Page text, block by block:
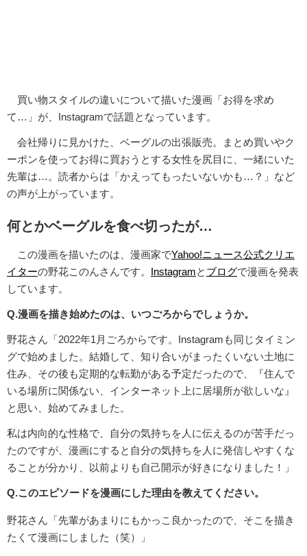
買い物スタイルの違いについて描いた漫画「お得を求め
て…」が、Instagramで話題となっています。
会社帰りに見かけた、ベーグルの出張販売。まとめ買いやク
ーポンを使ってお得に買おうとする女性を尻目に、一緒にいた
先輩は…。読者からは「かえってもったいないかも…？」など
の声が上がっています。
何とかベーグルを食べ切ったが…
この漫画を描いたのは、漫画家でYahoo!ニュース公式クリエ
イターの野花このんさんです。 Instagramと ブログで漫画を発表
しています。
Q.漫画を描き始めたのは、いつごろからでしょうか。
野花さん「2022年1月ごろからです。Instagramも同じタイミン
グで始めました。結婚して、知り合いがまったくいない土地に
住み、その後も定期的な転勤がある予定だったので、『住んで
いる場所に関係ない、インターネット上に居場所が欲しいな』
と思い、始めてみました。
私は内向的な性格で、自分の気持ちを人に伝えるのが苦手だっ
たのですが、漫画にすると自分の気持ちを人に発信しやすくな
ることが分かり、以前よりも自己開示が好きになりました！」
Q.このエピソードを漫画にした理由を教えてください。
野花さん「先輩があまりにもかっこ良かったので、そこを描き
たくて漫画にしました（笑）」